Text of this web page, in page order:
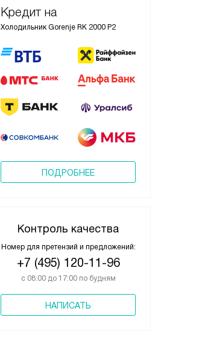
Кредит на
Холодильник Gorenje RK 2000 P2
ПОДРОБНЕЕ
Контроль качества
Номер для претензий и предложений:
+7 (495) 120-11-96
с 08:00 до 17:00 по будням
НАПИСАТЬ